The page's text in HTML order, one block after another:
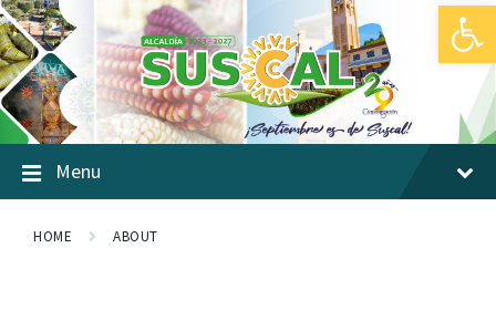
Abrir barra de herramientas
Skip
to
content
Skip
to
main
navigation
Skip
to
footer
Menu
HOME ABOUT